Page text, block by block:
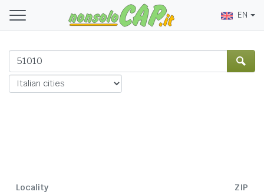
EN
Locality ZIP